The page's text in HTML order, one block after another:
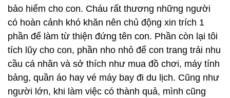
bảo hiểm cho con. Cháu rất thương những người
có hoàn cảnh khó khăn nên chủ động xin trích 1
phần để làm từ thiện đứng tên con. Phần còn lại tôi
tích lũy cho con, phần nho nhỏ để con trang trải nhu
cầu cá nhân và sở thích như mua đồ chơi, máy tính
bảng, quần áo hay vé máy bay đi du lịch. Cũng như
người lớn, khi làm việc có thành quả, mình cũng